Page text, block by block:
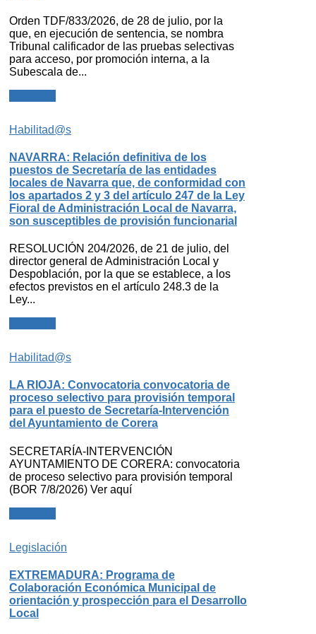
Orden TDF/833/2026, de 28 de julio, por la
que, en ejecución de sentencia, se nombra
Tribunal calificador de las pruebas selectivas
para acceso, por promoción interna, a la
Subescala de...
Habilitad@s
NAVARRA: Relación definitiva de los
puestos de Secretaría de las entidades
locales de Navarra que, de conformidad con
los apartados 2 y 3 del artículo 247 de la Ley
Fioral de Administración Local de Navarra,
son susceptibles de provisión funcionarial
RESOLUCIÓN 204/2026, de 21 de julio, del
director general de Administración Local y
Despoblación, por la que se establece, a los
efectos previstos en el artículo 248.3 de la
Ley...
Habilitad@s
LA RIOJA: Convocatoria convocatoria de
proceso selectivo para provisión temporal
para el puesto de Secretaría-Intervención
del Ayuntamiento de Corera
SECRETARÍA-INTERVENCIÓN
AYUNTAMIENTO DE CORERA: convocatoria
de proceso selectivo para provisión temporal
(BOR 7/8/2026) Ver aquí
Legislación
EXTREMADURA: Programa de
Colaboración Económica Municipal de
orientación y prospección para el Desarrollo
Local